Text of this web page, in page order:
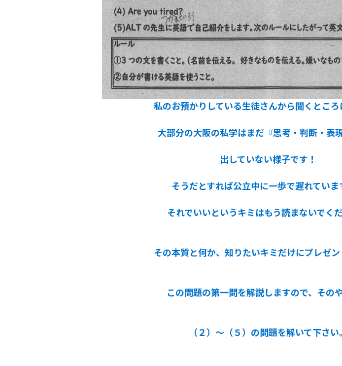
私のお預かりしている生徒さんから聞くところ
大部分の大阪の私学はまだ『思考・判断・表
出していない様子です！
そうだとすれば公立中に一歩で遅れていま
それでいいというキミはもう読まないでくだ
その本質と何か、知りたいキミだけにプレゼン
この問題の第一問を解説しますので、その
（２）～（５）の問題を解いて下さい。